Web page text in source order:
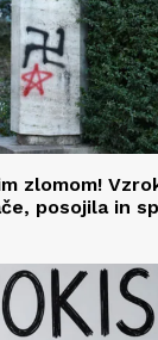
zlomom!
posojila in